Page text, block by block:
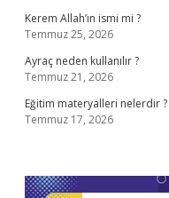
Kerem Allah’ın ismi mi ?
Temmuz 25, 2026
Ayraç neden kullanılır ?
Temmuz 21, 2026
Eğitim materyalleri nelerdir ?
Temmuz 17, 2026